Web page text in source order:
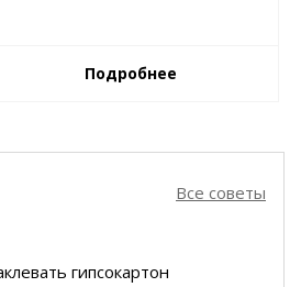
Подробнее
Все советы
гипсокартон